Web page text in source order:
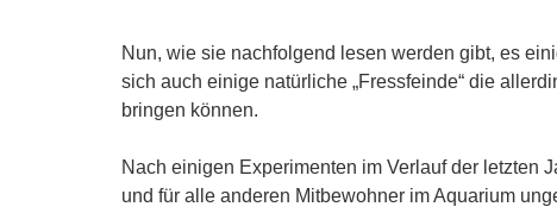
Nun, wie sie nachfolgend lesen werden gibt, es
sich auch einige natürliche „Fressfeinde“ die
bringen können.
Nach einigen Experimenten im Verlauf der letzten
und für alle anderen Mitbewohner im Aquarium